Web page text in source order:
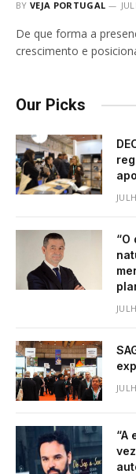
BY VEJA PORTUGAL
De que forma a
crescimento e
Our Picks
“A